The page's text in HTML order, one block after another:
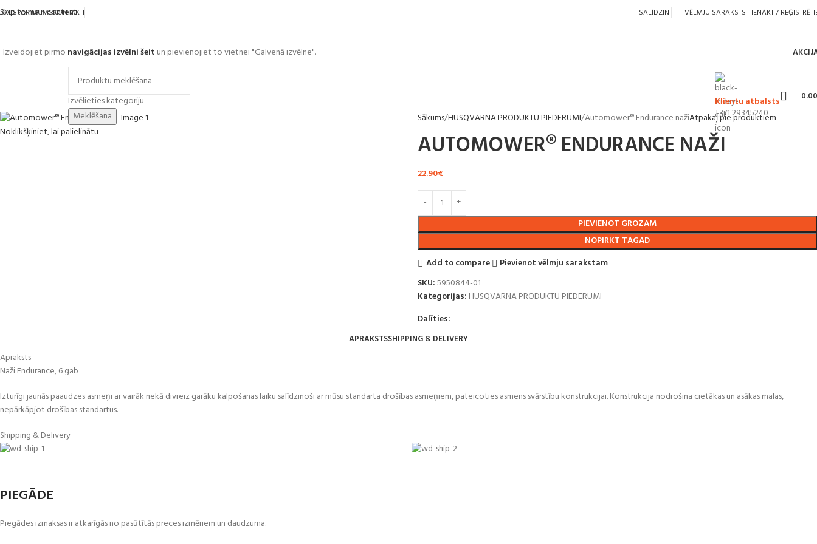
Skip to main content
PAR MUMSKONTAKTI SALĪDZINI VĒLMJU SARAKSTS IENĀKT /
Izveidojiet pirmo navigācijas izvēlni šeit un pievienojiet to vietnei "Galvenā izvēlne".
Izvēlieties kategoriju
Meklēšana
Klientu atbalsts
+371 29345240
0.00
Noklikšķiniet, lai palielinātu
Sākums HUSQVARNA PRODUKTU PIEDERUMI Automower® Endurance nažiAtpakaļ pie produktiem
AUTOMOWER® ENDURANCE NAŽI
22.90€
PIEVIENOT GROZAM
NOPIRKT TAGAD
Add to compare
Pievienot vēlmju sarakstam
SKU:5950844-01
Kategorijas: HUSQVARNA PRODUKTU PIEDERUMI
Dalīties:
APRAKSTSSHIPPING & DELIVERY
Apraksts
Naži Endurance, 6 gab
Izturīgi jaunās paaudzes asmeņi ar vairāk nekā divreiz garāku kalpošanas laiku salīdzinoši ar mūsu standarta drošības asmeņiem, pateicoties asmens svārstību konstrukcijai. Konstrukcija nodrošina cietākas un asākas malas,
nepārkāpjot drošības standartus.
Shipping & Delivery
PIEGĀDE
Piegādes izmaksas ir atkarīgās no pasūtītās preces izmēriem un daudzuma.